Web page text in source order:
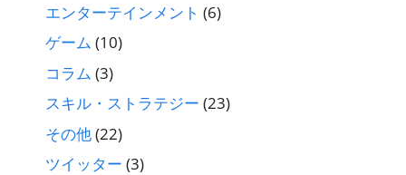
エンターテインメント (6)
ゲーム (10)
コラム (3)
スキル・ストラテジー (23)
その他(22)
ツイッター (3)